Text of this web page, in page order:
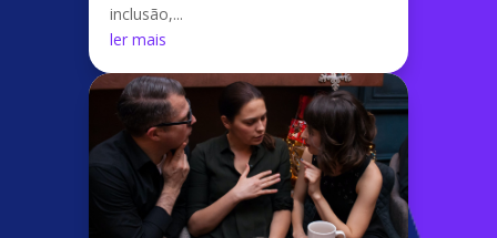
inclusão,...
ler mais